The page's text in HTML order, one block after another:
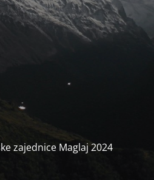
zajednice Maglaj 2024